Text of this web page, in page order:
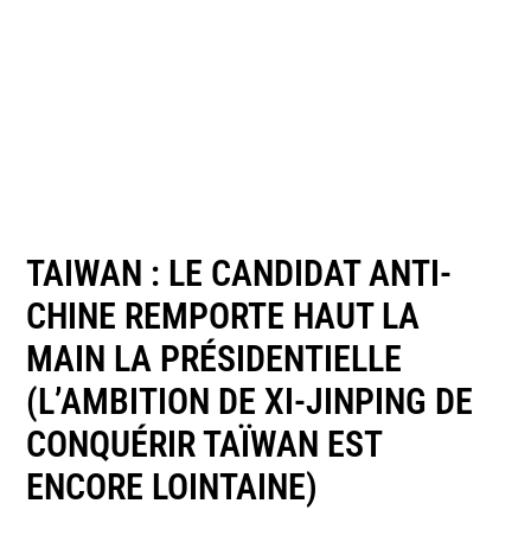
TAIWAN : LE CANDIDAT ANTI-
CHINE REMPORTE HAUT LA
MAIN LA PRÉSIDENTIELLE
(L’AMBITION DE XI-JINPING DE
CONQUÉRIR TAÏWAN EST
ENCORE LOINTAINE)